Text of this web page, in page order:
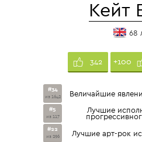
Кейт
68
342 +100
#34
из 1642 Величайшие
#5
из 117
Лучшие
#22
из 296 Лучшие арт-рок